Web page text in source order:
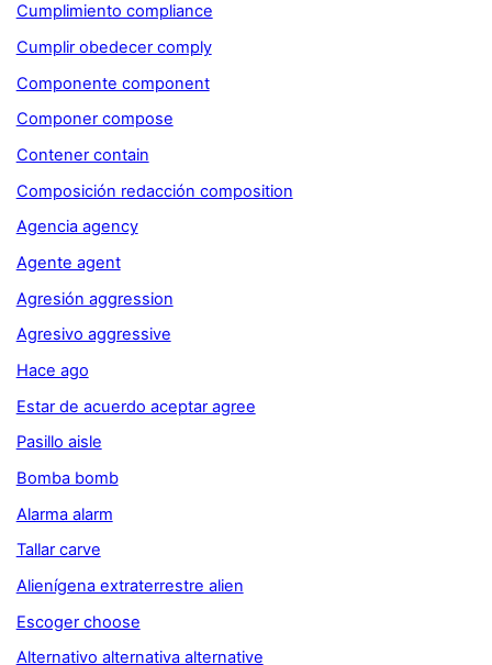
Cumplimiento compliance
Cumplir obedecer comply
Componente component
Componer compose
Contener contain
Composición redacción composition
Agencia agency
Agente agent
Agresión aggression
Agresivo aggressive
Hace ago
Estar de acuerdo aceptar agree
Pasillo aisle
Bomba bomb
Alarma alarm
Tallar carve
Alienígena extraterrestre alien
Escoger choose
Alternativo alternativa alternative